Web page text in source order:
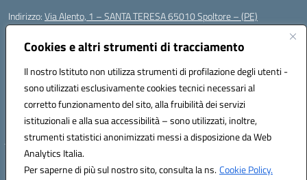
Cookies e altri strumenti di tracciamento
Il nostro Istituto non utilizza strumenti di profilazione degli utenti -
sono utilizzati esclusivamente cookies tecnici necessari al
corretto funzionamento del sito, alla fruibilità dei servizi
istituzionali e alla sua accessibilità – sono utilizzati, inoltre,
strumenti statistici anonimizzati messi a disposizione da Web
Analytics Italia.
Per saperne di più sul nostro sito, consulta la ns.Cookie Policy.
Indirizzo:Via Alento, 1 – SANTA TERESA 65010 Spoltore – (PE)
Centralino:
Posta elettronica certificata (PEC):peee052003@pec.istruzione.it
Codice fiscale: 80006490686
Codice meccanografico:peee052003
Codice Indice delle Pubbliche Amministrazioni (IPA): istsc_peee052003
Codice unico di fatturazione (CUF): UF01MF
Hosting & Powered by 3D Solution S.r.l.